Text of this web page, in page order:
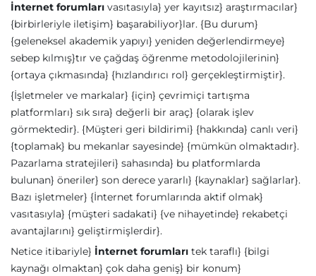
İnternet forumları vasıtasıyla} yer kayıtsız} araştırmacılar}
{birbirleriyle iletişim} başarabiliyor}lar. {Bu durum}
{geleneksel akademik yapıyı} yeniden değerlendirmeye}
sebep kılmış}tır ve çağdaş öğrenme metodolojilerinin}
{ortaya çıkmasında} {hızlandırıcı rol} gerçekleştirmiştir}.
{İşletmeler ve markalar} {için} çevrimiçi tartışma
platformları} sık sıra} değerli bir araç} {olarak işlev
görmektedir}. {Müşteri geri bildirimi} {hakkında} canlı veri}
{toplamak} bu mekanlar sayesinde} {mümkün olmaktadır}.
Pazarlama stratejileri} sahasında} bu platformlarda
bulunan} öneriler} son derece yararlı} {kaynaklar} sağlarlar}.
Bazı işletmeler} {İnternet forumlarında aktif olmak}
vasıtasıyla} {müşteri sadakati} {ve nihayetinde} rekabetçi
avantajlarını} geliştirmişlerdir}.
Netice itibariyle} İnternet forumları tek taraflı} {bilgi
kaynağı olmaktan} çok daha geniş} bir konum}